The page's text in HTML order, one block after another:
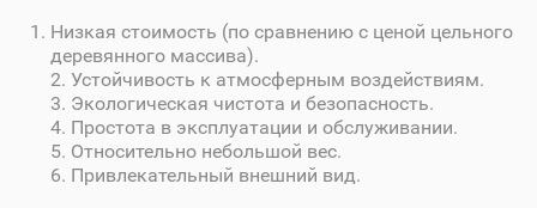
Низкая стоимость (по сравнению с ценой цельного
деревянного массива).
2. Устойчивость к атмосферным воздействиям.
3. Экологическая чистота и безопасность.
4. Простота в эксплуатации и обслуживании.
5. Относительно небольшой вес.
6. Привлекательный внешний вид.